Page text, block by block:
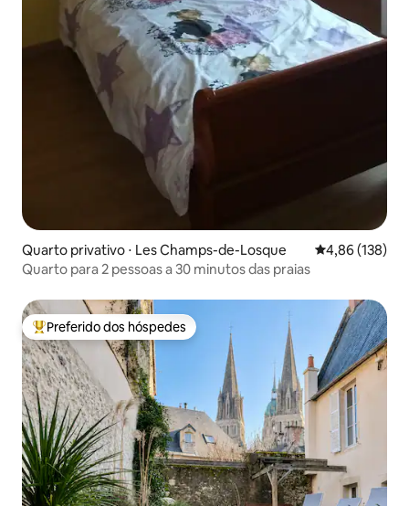
Quarto privativo ⋅ Les Champs-de-Losque 4,86 de uma
4,86 (138)
Quarto para 2 pessoas a 30 minutos das praias
Entre os melhores preferidos dos hóspedes
Preferido dos hóspedes